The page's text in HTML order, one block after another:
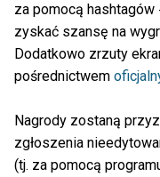
za pomocą
zyskać szansę na
Dodatkowo zrzuty
pośrednictwem
Nagrody zostaną
zgłoszenia
(tj. za pomocą